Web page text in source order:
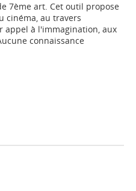
7ème art. Cet outil propose
cinéma, au travers
appel à l'immagination, aux
connaissance